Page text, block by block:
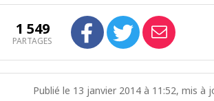
1 549
PARTAGES
Publié le 13 janvier 2014 à 11:52, mis à